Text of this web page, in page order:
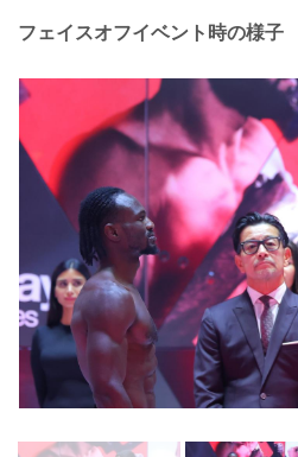
フェイスオフイベント時の様子